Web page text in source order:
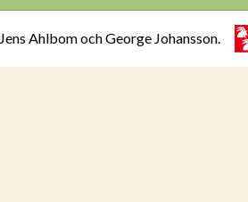
Ahlbom och George Johansson.